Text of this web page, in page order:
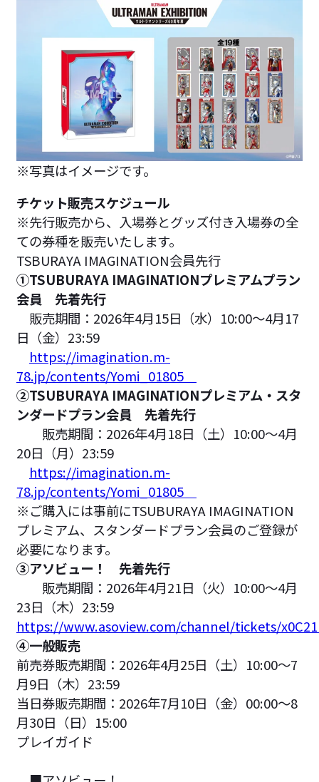
※写真はイメージです。
チケット販売スケジュール
※先行販売から、入場券とグッズ付き入場券の全
ての券種を販売いたします。
TSBURAYA IMAGINATION会員先行
①TSUBURAYA IMAGINATIONプレミアムプラン
会員 先着先行
販売期間：2026年4月15日（水）10:00～4月17
日（金）23:59
https://imagination.m-
78.jp/contents/Yomi_01805
②TSUBURAYA IMAGINATIONプレミアム・スタ
ンダードプラン会員 先着先行
販売期間：2026年4月18日（土）10:00～4月
20日（月）23:59
https://imagination.m-
78.jp/contents/Yomi_01805
※ご購入には事前にTSUBURAYA IMAGINATION
プレミアム、スタンダードプラン会員のご登録が
必要になります。
③アソビュー！ 先着先行
販売期間：2026年4月21日（火）10:00～4月
23日（木）23:59
https://www.asoview.com/channel/tickets/
④一般販売
前売券販売期間：2026年4月25日（土）10:00～7
月9日（木）23:59
当日券販売期間：2026年7月10日（金）00:00～8
月30日（日）15:00
プレイガイド